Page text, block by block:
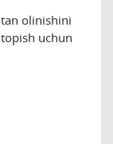
olinishini
uchun